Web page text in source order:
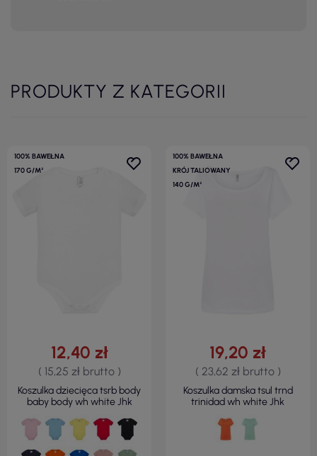
PRODUKTY Z KATEGORII
100% BAWEŁNA
170 G/M²
12,40 zł
( 15,25 zł brutto )
Koszulka dziecięca tsrb body
baby body wh white Jhk
100% BAWEŁNA
KRÓJ TALIOWANY
140 G/M²
19,20 zł
( 23,62 zł brutto )
Koszulka damska tsul trnd
trinidad wh white Jhk